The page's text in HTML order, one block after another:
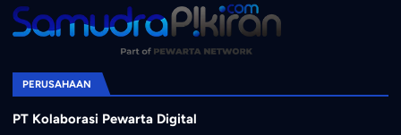
PERUSAHAAN
PT Kolaborasi Pewarta Digital